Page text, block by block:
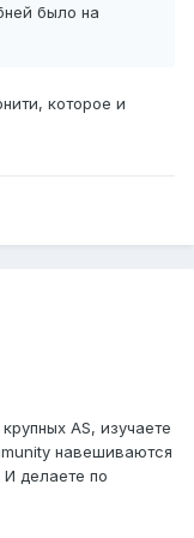
было на
которое и
AS, изучаете
навешиваются
делаете по